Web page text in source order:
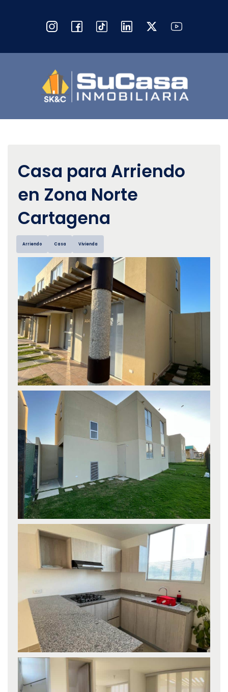
Casa para Arriendo
en Zona Norte
Cartagena
Arriendo Casa Vivienda